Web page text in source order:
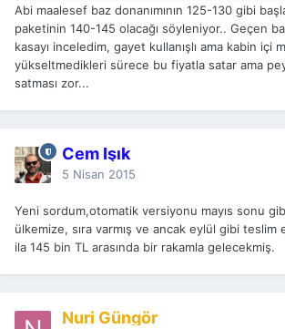
Abi maalesef baz donanımının 125-130 gibi
paketinin 140-145 olacağı söyleniyor.. Geçen
kasayı inceledim, gayet kullanışlı ama kabin içi
yükseltmedikleri sürece bu fiyatla satar ama
satması zor...
Cem Işık
5 Nisan 2015
Yeni sordum,otomatik versiyonu mayıs sonu
ülkemize, sıra varmış ve ancak eylül gibi teslim
ila 145 bin TL arasında bir rakamla gelecekmiş.
Nuri Güngör